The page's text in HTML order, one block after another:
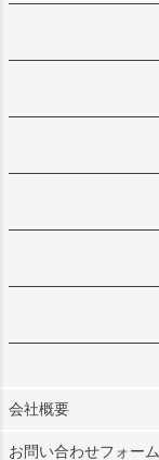
会社概要
お問い合わせフォーム